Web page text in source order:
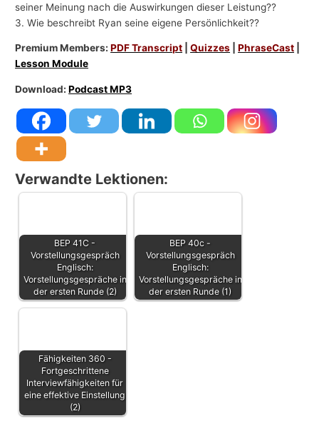
seiner Meinung nach die Auswirkungen dieser Leistung??
3. Wie beschreibt Ryan seine eigene Persönlichkeit??
Premium Members:PDF Transcript |Quizzes |PhraseCast
Lesson Module
Download:Podcast MP3
Verwandte Lektionen:
BEP 41C -
Vorstellungsgespräch
Englisch:
Vorstellungsgespräche in
der ersten Runde (2)
BEP 40c -
Vorstellungsgespräch
Englisch:
Vorstellungsgespräche in
der ersten Runde (1)
Fähigkeiten 360 -
Fortgeschrittene
Interviewfähigkeiten für
eine effektive Einstellung
(2)